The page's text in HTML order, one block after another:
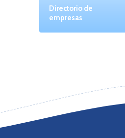
Directorio de
empresas